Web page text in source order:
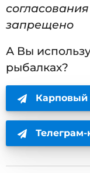
запрещено
А Вы
рыбалках?
Карповый